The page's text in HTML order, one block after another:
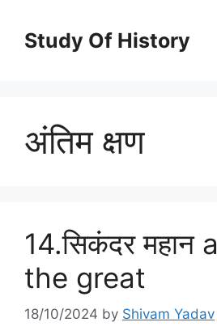
contentStudy Of History
अंतिम क्षण
14.सिकंदर महान
the great
18/10/2024 by Shivam Yadav